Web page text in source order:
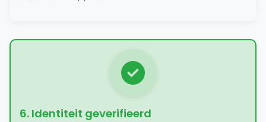
6. Identiteit geverifieerd